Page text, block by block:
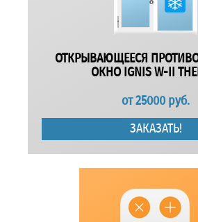
ОТКРЫВАЮЩЕЕСЯ
ОКНО IGNIS W-II
от25000 руб.
ЗАКАЗАТЬ!